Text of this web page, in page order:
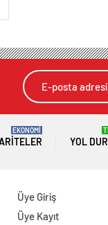
EKONOMİ
YOL
Üye Giriş
Üye Kayıt